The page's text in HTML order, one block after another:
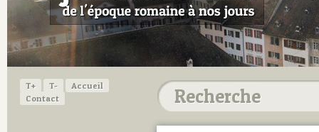
T+ T-
Accueil
Contact